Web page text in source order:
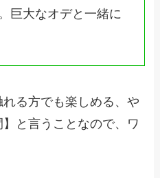
巨大なオデと一緒に
れる方でも楽しめる、や
と言うことなので、ワ